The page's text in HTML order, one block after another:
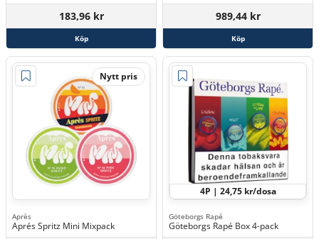
183,96 kr
Köp
989,44 kr
Köp
Nytt pris
Après
Aprés Spritz Mini Mixpack
4P | 24,75 kr/dosa
Göteborgs Rapé
Göteborgs Rapé Box 4-pack